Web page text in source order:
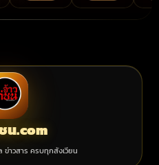
น.com
าวสาร ครบทุกสังเวียน